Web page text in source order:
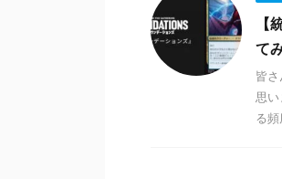
て
皆
思
る